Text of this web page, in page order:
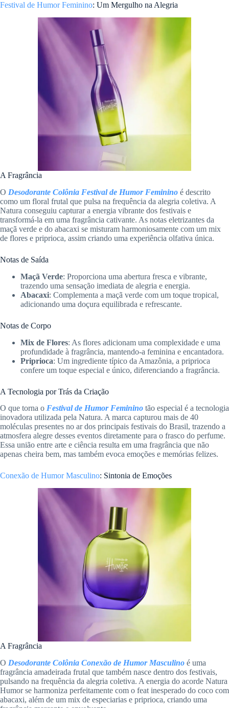
Festival de Humor Feminino: Um Mergulho na Alegria
A Fragrância
O Desodorante Colônia Festival de Humor Feminino é descrito
como um floral frutal que pulsa na frequência da alegria coletiva. A
Natura conseguiu capturar a energia vibrante dos festivais e
transformá-la em uma fragrância cativante. As notas eletrizantes da
maçã verde e do abacaxi se misturam harmoniosamente com um mix
de flores e priprioca, assim criando uma experiência olfativa única.
Notas de Saída
Maçã Verde: Proporciona uma abertura fresca e vibrante,
trazendo uma sensação imediata de alegria e energia.
Abacaxi: Complementa a maçã verde com um toque tropical,
adicionando uma doçura equilibrada e refrescante.
Notas de Corpo
Mix de Flores: As flores adicionam uma complexidade e uma
profundidade à fragrância, mantendo-a feminina e encantadora.
Priprioca: Um ingrediente típico da Amazônia, a priprioca
confere um toque especial e único, diferenciando a fragrância.
A Tecnologia por Trás da Criação
O que torna o Festival de Humor Feminino tão especial é a tecnologia
inovadora utilizada pela Natura. A marca capturou mais de 40
moléculas presentes no ar dos principais festivais do Brasil, trazendo a
atmosfera alegre desses eventos diretamente para o frasco do perfume.
Essa união entre arte e ciência resulta em uma fragrância que não
apenas cheira bem, mas também evoca emoções e memórias felizes.
Conexão de Humor Masculino: Sintonia de Emoções
A Fragrância
O Desodorante Colônia Conexão de Humor Masculino é uma
fragrância amadeirada frutal que também nasce dentro dos festivais,
pulsando na frequência da alegria coletiva. A energia do acorde Natura
Humor se harmoniza perfeitamente com o feat inesperado do coco com
abacaxi, além de um mix de especiarias e priprioca, criando uma